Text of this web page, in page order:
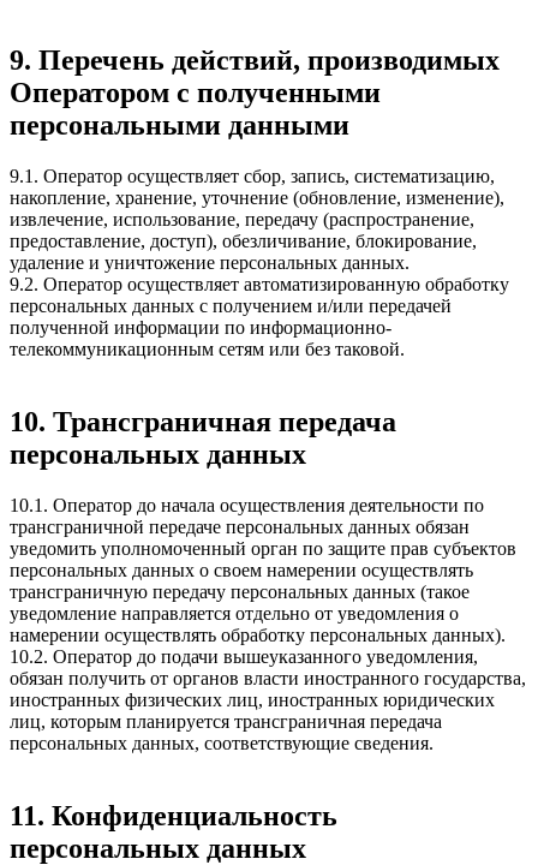
9. Перечень действий, производимых
Оператором с полученными
персональными данными
9.1. Оператор осуществляет сбор, запись, систематизацию,
накопление, хранение, уточнение (обновление, изменение),
извлечение, использование, передачу (распространение,
предоставление, доступ), обезличивание, блокирование,
удаление и уничтожение персональных данных.
9.2. Оператор осуществляет автоматизированную обработку
персональных данных с получением и/или передачей
полученной информации по информационно-
телекоммуникационным сетям или без таковой.
10. Трансграничная передача
персональных данных
10.1. Оператор до начала осуществления деятельности по
трансграничной передаче персональных данных обязан
уведомить уполномоченный орган по защите прав субъектов
персональных данных о своем намерении осуществлять
трансграничную передачу персональных данных (такое
уведомление направляется отдельно от уведомления о
намерении осуществлять обработку персональных данных).
10.2. Оператор до подачи вышеуказанного уведомления,
обязан получить от органов власти иностранного государства,
иностранных физических лиц, иностранных юридических
лиц, которым планируется трансграничная передача
персональных данных, соответствующие сведения.
11. Конфиденциальность
персональных данных